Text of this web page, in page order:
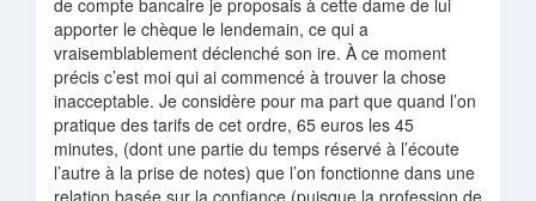
de compte bancaire je proposais à cette dame de lui
apporter le chèque le lendemain, ce qui a
vraisemblablement déclenché son ire. À ce moment
précis c’est moi qui ai commencé à trouver la chose
inacceptable. Je considère pour ma part que quand l’on
pratique des tarifs de cet ordre, 65 euros les 45
minutes, (dont une partie du temps réservé à l’écoute
l’autre à la prise de notes) que l’on fonctionne dans une
relation basée sur la confiance (puisque la profession de